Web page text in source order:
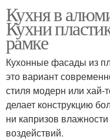
Кухня в
Кухни
рамке
Кухонные фасады из
это вариант
стиля модерн или
делает конструкцию
ни капризов
воздействий.